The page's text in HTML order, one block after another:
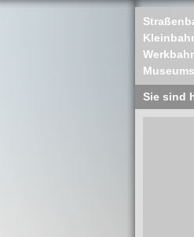
Sie sind